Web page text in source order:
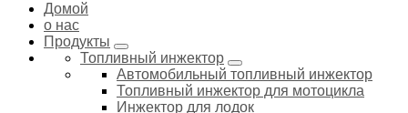
Домой
о нас
Продукты
Топливный инжектор
Автомобильный топливный инжектор
Топливный инжектор для мотоцикла
Инжектор для лодок